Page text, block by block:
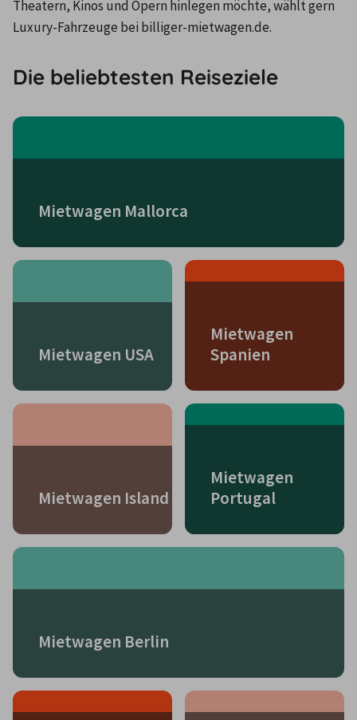
Theatern, Kinos und Opern hinlegen möchte, wählt gern
Luxury-Fahrzeuge bei billiger-mietwagen.de.
Die beliebtesten Reiseziele
Mietwagen Mallorca
Mietwagen USA
Mietwagen
Spanien
Mietwagen Island
Mietwagen
Portugal
Mietwagen Berlin